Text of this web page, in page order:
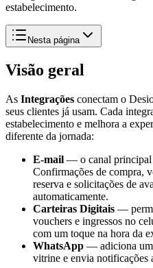
estabelecimento.
Nesta página
Visão geral
As Integrações conectam o
seus clientes já usam. Cada
estabelecimento e melhora a
diferente da jornada:
E-mail — o canal principal
Confirmações de compra,
reserva e solicitações de
automaticamente.
Carteiras Digitais —
vouchers e ingressos no
com um toque na hora da
WhatsApp — adiciona um
vitrine e envia notificações